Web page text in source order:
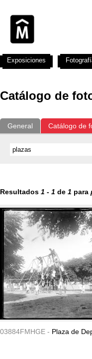
Catálogo de
General Catálogo de
Resultados 1 - 1 de 1 para
03884FMHGE - Plaza de
Exposiciones